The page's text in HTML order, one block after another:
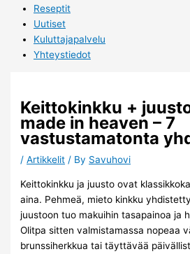
Reseptit
Uutiset
Kuluttajapalvelu
Yhteystiedot
Keittokinkku +
made in heaven – 7
vastustamatonta
/Artikkelit / By Savuhovi
Keittokinkku ja juusto ovat
aina. Pehmeä, mieto kinkku
juustoon tuo makuihin tasapainoa ja
Olitpa sitten valmistamassa nopeaa
brunssiherkkua tai täyttävää